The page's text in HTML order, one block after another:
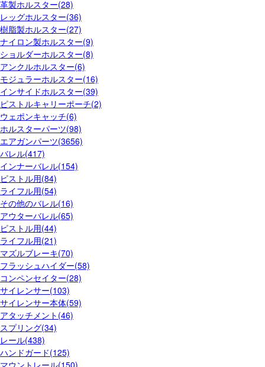
革製ホルスター(28)
レッグホルスター(36)
樹脂製ホルスター(27)
ナイロン製ホルスター(9)
ショルダーホルスター(8)
アンクルホルスター(6)
モジュラーホルスター(16)
インサイドホルスター(39)
ピストルキャリーポーチ(2)
ウェポンキャッチ(6)
ホルスターパーツ(98)
エアガンパーツ(3656)
バレル(417)
インナーバレル(154)
ピストル用(84)
ライフル用(54)
その他のバレル(16)
アウターバレル(65)
ピストル用(44)
ライフル用(21)
マズルブレーキ(70)
フラッシュハイダー(58)
コンペンセイター(28)
サイレンサー(103)
サイレンサー本体(59)
アタッチメント(46)
スプリング(34)
レール(438)
ハンドガード(125)
マウントレール(150)